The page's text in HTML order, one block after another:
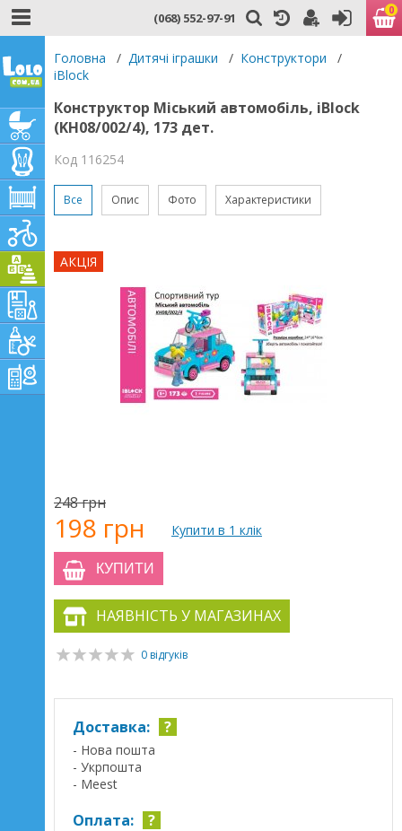
(068) 552-97-91 0
Головна / Дитячі іграшки / Конструктори
/
iBlock
Конструктор Міський автомобіль, iBlock
(KH08/002/4), 173 дет.
Код 116254
Все Опис Фото Характеристики
АКЦІЯ
248 грн
198 грн Купити в 1 клік
КУПИТИ
НАЯВНІСТЬ У МАГАЗИНАХ
0 відгуків
Доставка: ?
- Нова пошта
- Укрпошта
- Meest
Оплата: ?